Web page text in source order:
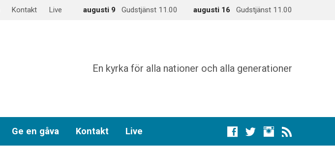
Kontakt Live augusti 9 Gudstjänst 11.00 augusti 16 Gudstjänst 11.00
En kyrka för alla nationer och alla generationer
Ge en gåva Kontakt Live